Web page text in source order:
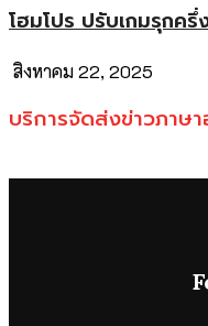
โฮมโปร ปรับเกมรุกครึ่
สิงหาคม 22, 2025
บริการจัดส่งข่าวภาษ